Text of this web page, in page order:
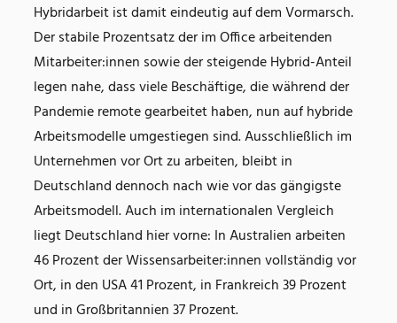
Hybridarbeit ist damit eindeutig auf dem Vormarsch.
Der stabile Prozentsatz der im Office arbeitenden
Mitarbeiter:innen sowie der steigende Hybrid-Anteil
legen nahe, dass viele Beschäftige, die während der
Pandemie remote gearbeitet haben, nun auf hybride
Arbeitsmodelle umgestiegen sind. Ausschließlich im
Unternehmen vor Ort zu arbeiten, bleibt in
Deutschland dennoch nach wie vor das gängigste
Arbeitsmodell. Auch im internationalen Vergleich
liegt Deutschland hier vorne: In Australien arbeiten
46 Prozent der Wissensarbeiter:innen vollständig vor
Ort, in den USA 41 Prozent, in Frankreich 39 Prozent
und in Großbritannien 37 Prozent.